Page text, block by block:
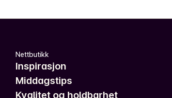
Nettbutikk
Inspirasjon
Middagstips
Kvalitet og holdbarhet